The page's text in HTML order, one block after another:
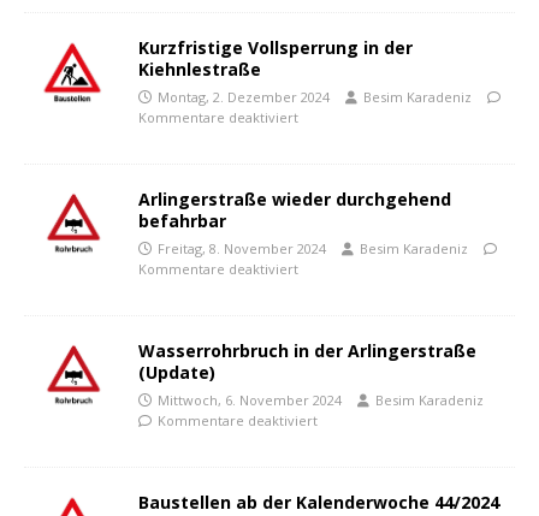
Kurzfristige Vollsperrung in der
Kiehnlestraße
Montag, 2. Dezember 2024
Besim Karadeniz
Kommentare deaktiviert
Arlingerstraße wieder durchgehend
befahrbar
Freitag, 8. November 2024
Besim Karadeniz
Kommentare deaktiviert
Wasserrohrbruch in der Arlingerstraße
(Update)
Mittwoch, 6. November 2024
Besim Karadeniz
Kommentare deaktiviert
Baustellen ab der Kalenderwoche 44/2024